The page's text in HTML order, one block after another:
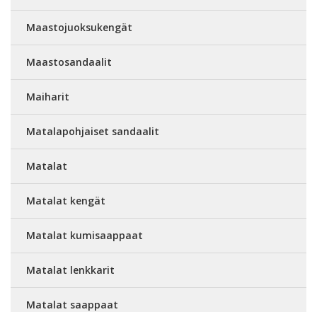
Maastojuoksukengät
Maastosandaalit
Maiharit
Matalapohjaiset sandaalit
Matalat
Matalat kengät
Matalat kumisaappaat
Matalat lenkkarit
Matalat saappaat